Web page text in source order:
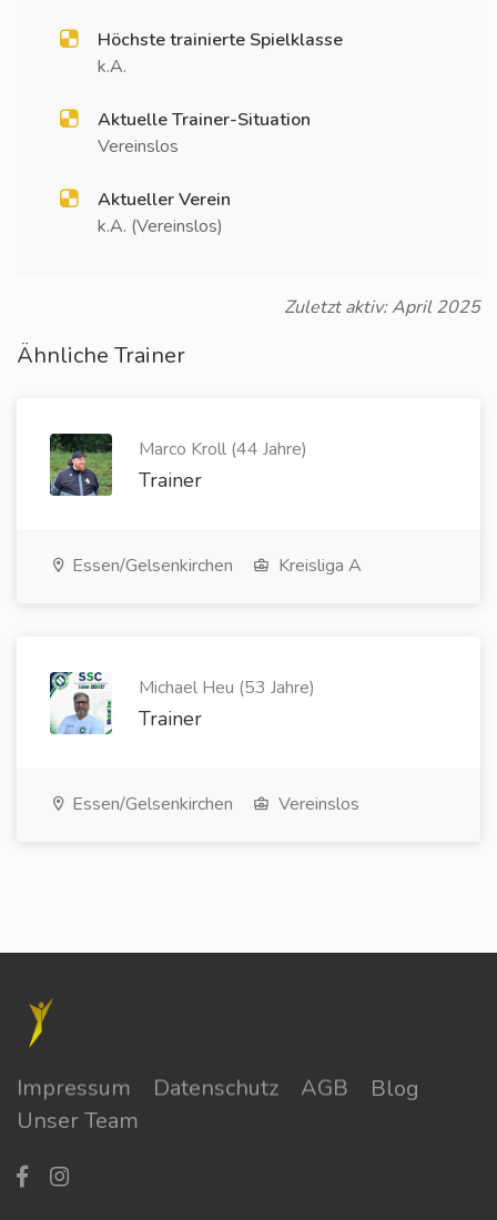
Höchste trainierte Spielklasse
k.A.
Aktuelle Trainer-Situation
Vereinslos
Aktueller Verein
k.A. (Vereinslos)
Zuletzt aktiv: April 2025
Ähnliche Trainer
Marco Kroll (44 Jahre)
Trainer
Essen/Gelsenkirchen Kreisliga A
Michael Heu (53 Jahre)
Trainer
Essen/Gelsenkirchen Vereinslos
Impressum Datenschutz AGB
Blog
Unser Team